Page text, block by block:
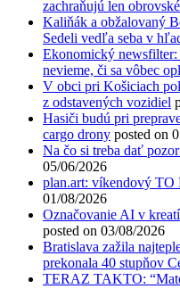
zachraňujú len
Kaliňák a obžalovaný
Sedeli vedľa seba v
Ekonomický newsfilter:
nevieme, či sa vôbec
V obci pri Košiciach
z odstavených vozidiel
Hasiči budú pri
cargo drony posted on
Na čo si treba dať
05/06/2026
plan.art: víkendový TO
01/08/2026
Označovanie AI v
posted on 03/08/2026
Bratislava zažila
prekonala 40 stupňov
TERAZ TAKTO: